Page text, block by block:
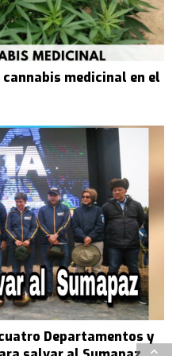
medicinal en el
Departamentos y